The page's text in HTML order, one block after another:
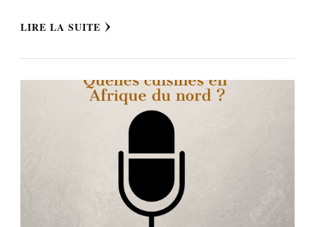
LIRE LA SUITE